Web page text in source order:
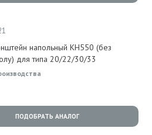
напольный KH550 (без
для типа 20/22/30/33
ПОДОБРАТЬ АНАЛОГ